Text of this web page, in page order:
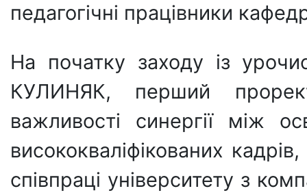
педагогічні працівники
На початку заходу із
КУЛИНЯК, перший
важливості синергії між
висококваліфікованих
співпраці університету з